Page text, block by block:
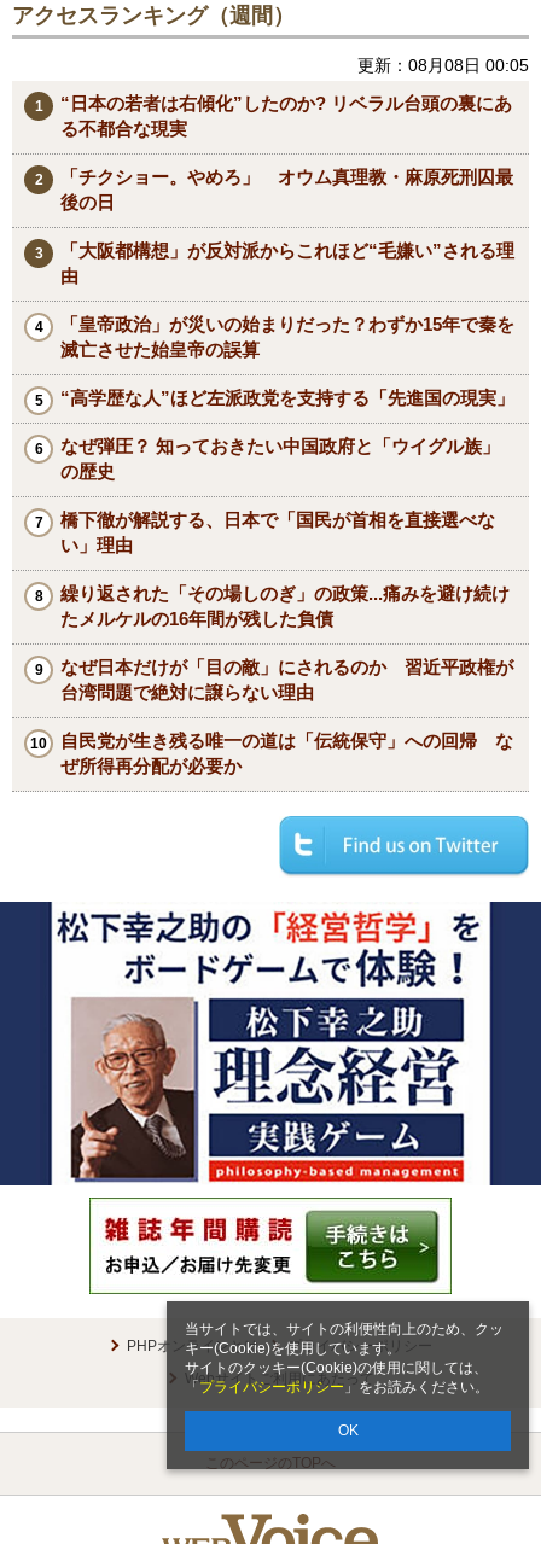
当サイトでは、サイトの利便性向上のため、クッ
キー(Cookie)を使用しています。
サイトのクッキー(Cookie)の使用に関しては、
「 プライバシーポリシー 」をお読みください。
OK
アクセスランキング（週間）
更新：08月08日 00:05
“日本の若者は右傾化”したのか? リベラル台頭の裏にあ
る不都合な現実
「チクショー。やめろ」 オウム真理教・麻原死刑囚最
後の日
「大阪都構想」が反対派からこれほど“毛嫌い”される理
由
「皇帝政治」が災いの始まりだった？わずか15年で秦を
滅亡させた始皇帝の誤算
“高学歴な人”ほど左派政党を支持する「先進国の現実」
なぜ弾圧？ 知っておきたい中国政府と「ウイグル族」
の歴史
橋下徹が解説する、日本で「国民が首相を直接選べな
い」理由
繰り返された「その場しのぎ」の政策...痛みを避け続け
たメルケルの16年間が残した負債
なぜ日本だけが「目の敵」にされるのか 習近平政権が
台湾問題で絶対に譲らない理由
自民党が生き残る唯一の道は「伝統保守」への回帰 な
ぜ所得再分配が必要か
PHPオンラインとは
プライバシーポリシー
Webサイトご利用にあたって
このページのTOPへ